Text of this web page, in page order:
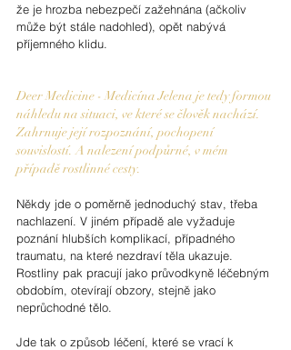
že je hrozba nebezpečí zažehnána (ačkoliv
může být stále nadohled), opět nabývá
příjemného klidu.
Deer Medicine - Medicína Jelena je tedy formou
náhledu na situaci, ve které se člověk nachází.
Zahrnuje její rozpoznání, pochopení
souvislostí. A nalezení podpůrné, v mém
případě rostlinné cesty.
Někdy jde o poměrně jednoduchý stav, třeba
nachlazení. V jiném případě ale vyžaduje
poznání hlubších komplikací, případného
traumatu, na které nezdraví těla ukazuje.
Rostliny pak pracují jako průvodkyně léčebným
obdobím, otevírají obzory, stejně jako
neprůchodné tělo.
Jde tak o způsob léčení, které se vrací k